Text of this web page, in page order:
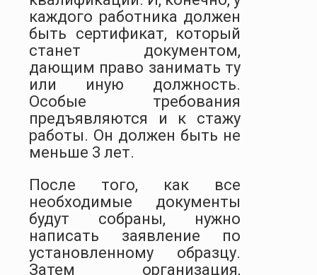
каждого работника должен
быть сертификат, который
станет документом,
дающим право занимать ту
или иную должность.
Особые требования
предъявляются и к стажу
работы. Он должен быть не
меньше 3 лет.
После того, как все
необходимые документы
будут собраны, нужно
написать заявление по
установленному образцу.
Затем организация,